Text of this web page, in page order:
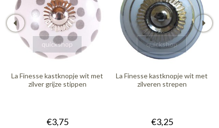
quickshop
La Finesse kastknopje wit met
zilver grijze stippen
€3,75
quickshop
La Finesse kastknopje wit met
zilveren strepen
€3,25